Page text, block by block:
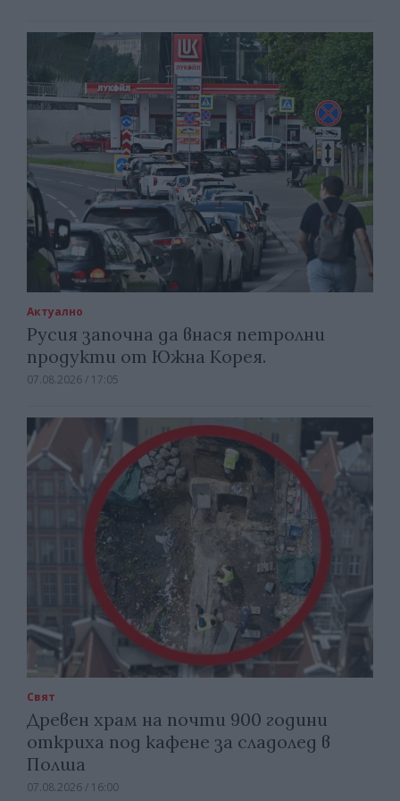
Актуално
Русия започна да внася петролни
продукти от Южна Корея.
07.08.2026 / 17:05
Свят
Древен храм на почти 900 години
откриха под кафене за сладолед в
Полша
07.08.2026 / 16:00